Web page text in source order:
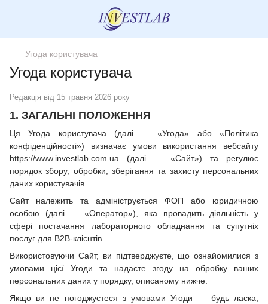
Угода користувача
Угода користувача
Редакція від 15 травня 2026 року
1. ЗАГАЛЬНІ ПОЛОЖЕННЯ
Ця Угода користувача (далі — «Угода» або «Політика
конфіденційності») визначає умови використання вебсайту
https://www.investlab.com.ua (далі — «Сайт») та регулює
порядок збору, обробки, зберігання та захисту персональних
даних користувачів.
Сайт належить та адмініструється ФОП або юридичною
особою (далі — «Оператор»), яка провадить діяльність у
сфері постачання лабораторного обладнання та супутніх
послуг для B2B-клієнтів.
Використовуючи Сайт, ви підтверджуєте, що ознайомилися з
умовами цієї Угоди та надаєте згоду на обробку ваших
персональних даних у порядку, описаному нижче.
Якщо ви не погоджуєтеся з умовами Угоди — будь ласка,